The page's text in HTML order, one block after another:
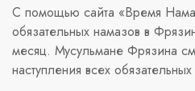
С помощью сайта «Время
обязательных намазов в
месяц. Мусульмане Фрязина
наступления всех